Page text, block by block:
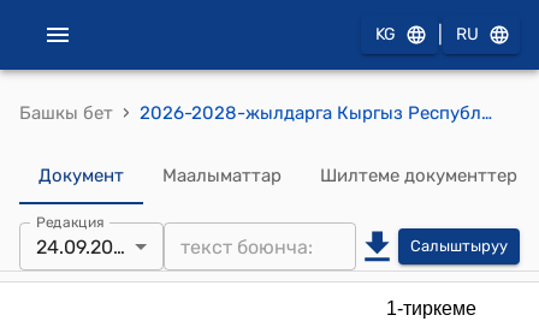
KG RU
Башкы бет › 2026-2028-жылдарга Кыргыз Республикасынын улуттук стандартташтыруу системасын өнүктүрүү Программасы (Кыргыз Республикасынын Министрлер Кабинетинин 2025-жылдын 24-сентябрындагы № 829-т тескемесине)
Документ Маалыматтар Шилтеме документтер
Редакция
24.09.2025 Салыштыруу